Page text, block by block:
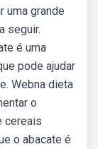
uma grande
seguir.
é uma
pode ajudar
Webna dieta
o
cereais
o abacate é